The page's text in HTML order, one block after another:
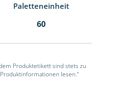
Paletteneinheit
60
Produktetikett sind stets zu
lesen.“